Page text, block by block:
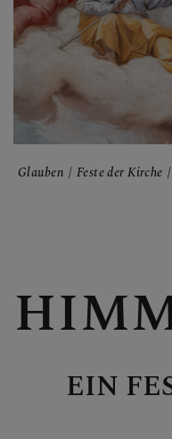
Glauben Feste der Kirche
EIN